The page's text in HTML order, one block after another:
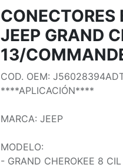
JEEP GRAND
13/
COD. OEM:
****APLICACIÓN****
MARCA: JEEP
MODELO:
- GRAND CHEROKEE 8